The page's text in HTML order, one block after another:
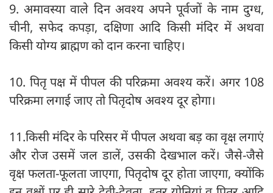
9. अमावस्या वाले दिन अवश्य अपने पूर्वजों के नाम दुग्ध,
चीनी, सफेद कपड़ा, दक्षिणा आदि किसी मंदिर में अथवा
किसी योग्य ब्राह्मण को दान करना चाहिए।
10. पितृ पक्ष में पीपल की परिक्रमा अवश्य करें। अगर 108
परिक्रमा लगाई जाए तो पितृदोष अवश्य दूर होगा।
11.किसी मंदिर के परिसर में पीपल अथवा बड़ का वृक्ष लगाएं
और रोज उसमें जल डालें, उसकी देखभाल करें। जैसे-जैसे
वृक्ष फलता-फूलता जाएगा, पितृदोष दूर होता जाएगा, क्योंकि